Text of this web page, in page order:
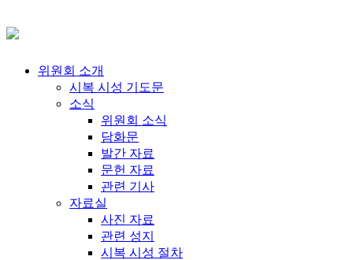
위원회 소개
시복 시성 기도문
소식
위원회 소식
담화문
발간 자료
문헌 자료
관련 기사
자료실
사진 자료
관련 성지
시복 시성 절차